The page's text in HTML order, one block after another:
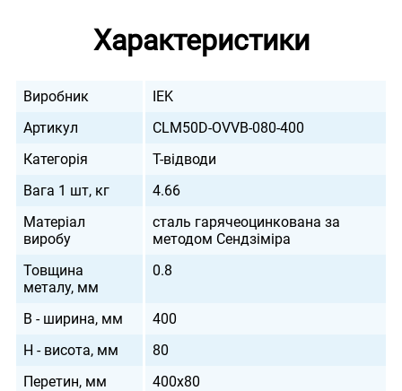
Характеристики
Виробник
IEK
Артикул
CLM50D-OVVB-080-400
Категорія
Т-відводи
Вага 1 шт, кг
4.66
Матеріал
виробу
сталь гарячеоцинкована за
методом Сендзіміра
Товщина
металу, мм
0.8
B - ширина, мм
400
H - висота, мм
80
Перетин, мм
400х80